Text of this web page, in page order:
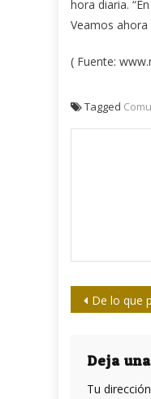
hora diaria.
Veamos
( Fuente:
Tagged
De lo que publica nuestra
Deja
Tu